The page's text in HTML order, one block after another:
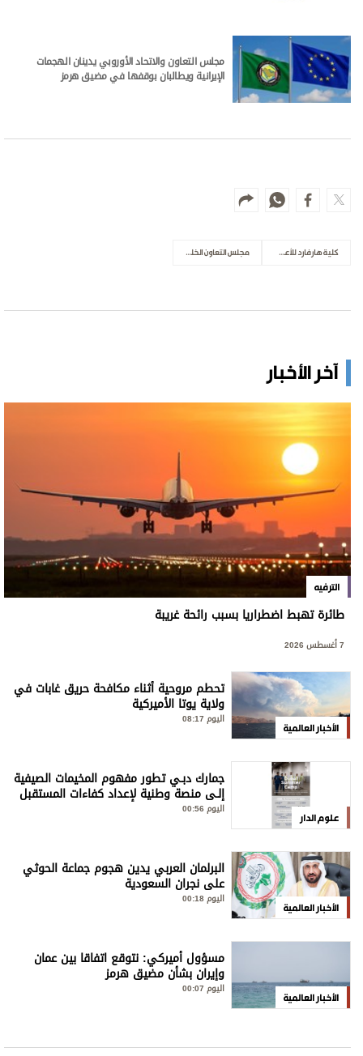
مجلس التعاون والاتحاد الأوروبي يدينان الهجمات
الإيرانية ويطالبان بوقفها في مضيق هرمز
كلية هارفارد للأعمال مجلس التعاون الخليجي
آخر الأخبار
الترفيه
طائرة تهبط اضطراريا بسبب رائحة غريبة
الأخبار العالمية
تحطم مروحية أثناء مكافحة حريق غابات في
ولاية يوتا الأميركية
اليوم 08:17
علوم الدار
جمارك دبـي تطور مفهوم المخيمات الصيفية
إلـى منصة وطنية لإعداد كفاءات المستقبل
اليوم 00:56
الأخبار العالمية
البرلمان العربي يدين هجوم جماعة الحوثي
على نجران السعودية
اليوم 00:18
الأخبار العالمية
مسؤول أميركي: نتوقع اتفاقا بين عمان
وإيران بشأن مضيق هرمز
اليوم 00:07